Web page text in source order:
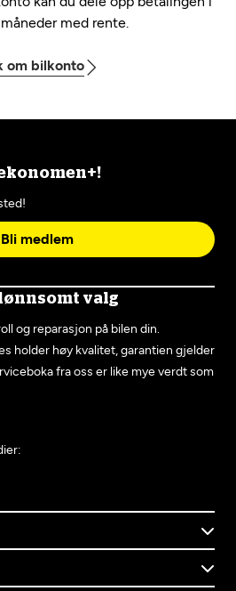
med rente.
om bilkonto
Bli medlem
valg
og reparasjon på bilen din.
holder høy kvalitet, garantien gjelder
fra oss er like mye verdt som